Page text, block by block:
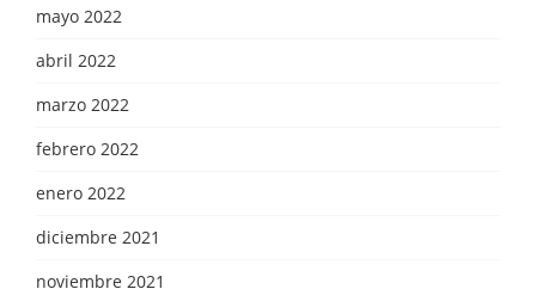
mayo 2022
abril 2022
marzo 2022
febrero 2022
enero 2022
diciembre 2021
noviembre 2021